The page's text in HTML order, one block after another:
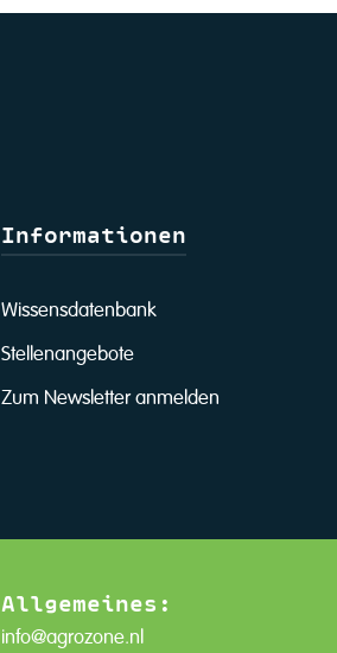
Informationen
Wissensdatenbank
Stellenangebote
Zum Newsletter anmelden
Allgemeines:
info@agrozone.nl